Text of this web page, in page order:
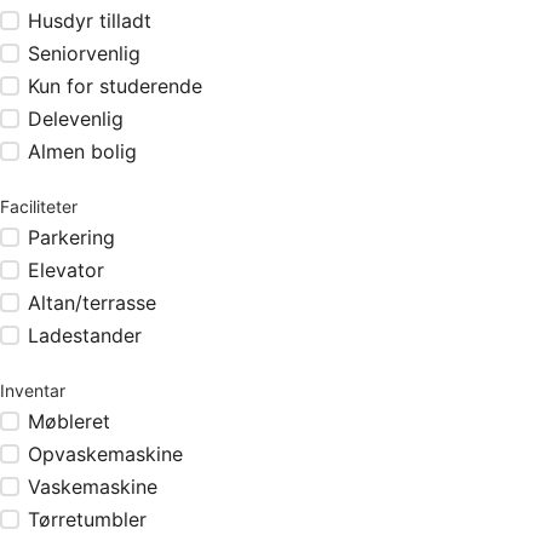
Husdyr tilladt
Seniorvenlig
Kun for studerende
Delevenlig
Almen bolig
Faciliteter
Parkering
Elevator
Altan/terrasse
Ladestander
Inventar
Møbleret
Opvaskemaskine
Vaskemaskine
Tørretumbler